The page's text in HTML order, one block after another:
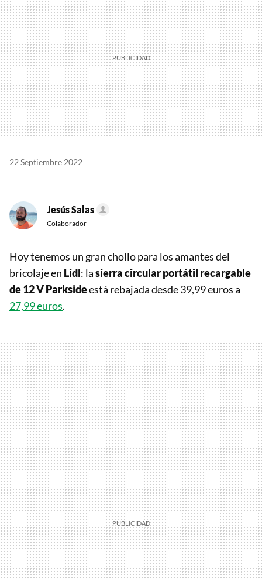
22 Septiembre 2022
Jesús Salas
Colaborador
Hoy tenemos un gran chollo para los amantes del
bricolaje en Lidl: lasierra circular portátil recargable
de 12 V Parksideestá rebajada desde 39,99 euros a
27,99 euros.